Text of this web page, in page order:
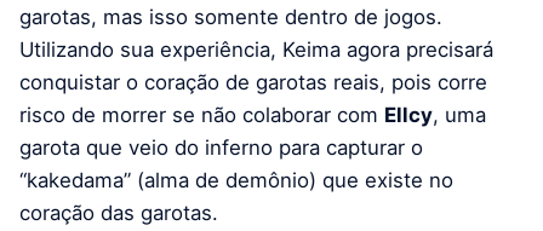
garotas, mas isso somente dentro de jogos.
Utilizando sua experiência, Keima agora precisará
conquistar o coração de garotas reais, pois corre
risco de morrer se não colaborar com Ellcy, uma
garota que veio do inferno para capturar o
“kakedama” (alma de demônio) que existe no
coração das garotas.